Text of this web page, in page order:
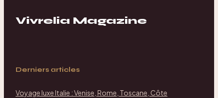
Vivrelia Magazine
Derniers articles
Voyage luxe Italie : Venise, Rome, Toscane, Côte